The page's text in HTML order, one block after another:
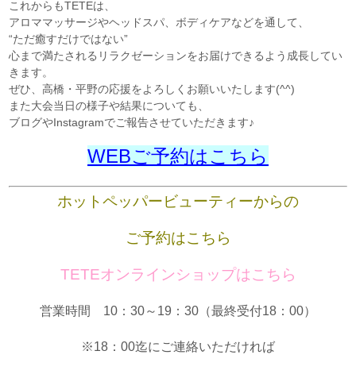
これからもTETEは、
アロママッサージやヘッドスパ、ボディケアなどを通して、
“ただ癒すだけではない”
心まで満たされるリラクゼーションをお届けできるよう成長してい
きます。
ぜひ、高橋・平野の応援をよろしくお願いいたします(^^)
また大会当日の様子や結果についても、
ブログやInstagramでご報告させていただきます♪
WEBご予約はこちら
ホットペッパービューティーからの
ご予約はこちら
TETEオンラインショップはこちら
営業時間 10：30～19：30（最終受付18：00）
※18：00迄にご連絡いただければ